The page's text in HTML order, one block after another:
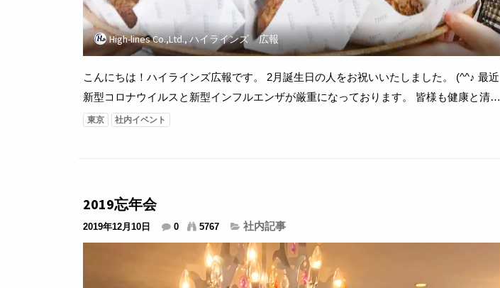
High-lines Co.,Ltd., ハイラインズ 広報
こんにちは！ハイラインズ広報です。 2月誕生日の人をお祝いいたしました。 (^^♪ 最近
新型コロナウイルスと新型インフルエンザが厳重になっております。 皆様も健康と清潔
東京 社内イベント
2019忘年会
2019年12月10日 0 5767 社内記事